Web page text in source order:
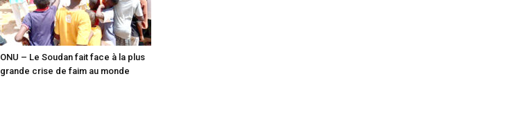
ONU – Le Soudan fait face à la plus
grande crise de faim au monde